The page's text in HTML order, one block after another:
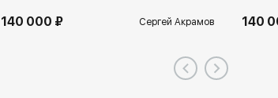
140 000 ₽ Сергей Акрамов 140